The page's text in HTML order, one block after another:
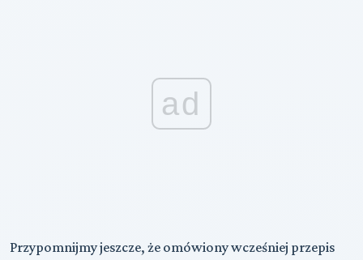
ad
Przypomnijmy jeszcze, że omówiony wcześniej przepis